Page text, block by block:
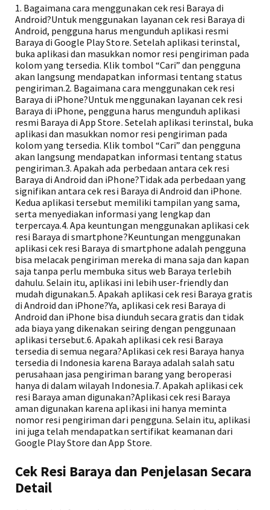
1. Bagaimana cara menggunakan cek resi Baraya di
Android?Untuk menggunakan layanan cek resi Baraya di
Android, pengguna harus mengunduh aplikasi resmi
Baraya di Google Play Store. Setelah aplikasi terinstal,
buka aplikasi dan masukkan nomor resi pengiriman pada
kolom yang tersedia. Klik tombol “Cari” dan pengguna
akan langsung mendapatkan informasi tentang status
pengiriman.2. Bagaimana cara menggunakan cek resi
Baraya di iPhone?Untuk menggunakan layanan cek resi
Baraya di iPhone, pengguna harus mengunduh aplikasi
resmi Baraya di App Store. Setelah aplikasi terinstal, buka
aplikasi dan masukkan nomor resi pengiriman pada
kolom yang tersedia. Klik tombol “Cari” dan pengguna
akan langsung mendapatkan informasi tentang status
pengiriman.3. Apakah ada perbedaan antara cek resi
Baraya di Android dan iPhone?Tidak ada perbedaan yang
signifikan antara cek resi Baraya di Android dan iPhone.
Kedua aplikasi tersebut memiliki tampilan yang sama,
serta menyediakan informasi yang lengkap dan
terpercaya.4. Apa keuntungan menggunakan aplikasi cek
resi Baraya di smartphone?Keuntungan menggunakan
aplikasi cek resi Baraya di smartphone adalah pengguna
bisa melacak pengiriman mereka di mana saja dan kapan
saja tanpa perlu membuka situs web Baraya terlebih
dahulu. Selain itu, aplikasi ini lebih user-friendly dan
mudah digunakan.5. Apakah aplikasi cek resi Baraya gratis
di Android dan iPhone?Ya, aplikasi cek resi Baraya di
Android dan iPhone bisa diunduh secara gratis dan tidak
ada biaya yang dikenakan seiring dengan penggunaan
aplikasi tersebut.6. Apakah aplikasi cek resi Baraya
tersedia di semua negara?Aplikasi cek resi Baraya hanya
tersedia di Indonesia karena Baraya adalah salah satu
perusahaan jasa pengiriman barang yang beroperasi
hanya di dalam wilayah Indonesia.7. Apakah aplikasi cek
resi Baraya aman digunakan?Aplikasi cek resi Baraya
aman digunakan karena aplikasi ini hanya meminta
nomor resi pengiriman dari pengguna. Selain itu, aplikasi
ini juga telah mendapatkan sertifikat keamanan dari
Google Play Store dan App Store.
Cek Resi Baraya dan Penjelasan Secara
Detail